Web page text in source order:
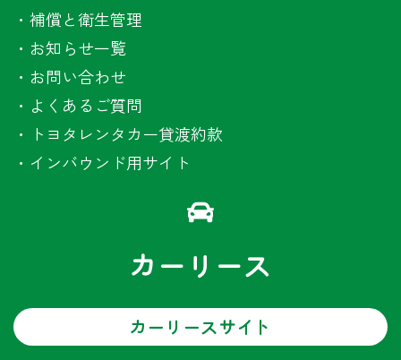
・ 補償と衛生管理
・ お知らせ一覧
・ お問い合わせ
・ よくあるご質問
・ トヨタレンタカー貸渡約款
・ インバウンド用サイト
カーリース
カーリースサイト